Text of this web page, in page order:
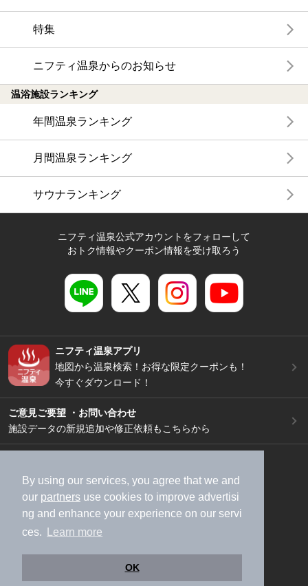
By using our services, you agree that we and
our partners use cookies to improve advertisi
ng and enhance your experience on our servi
ces.
Learn more
OK
特集
ニフティ温泉からのお知らせ
温浴施設ランキング
年間温泉ランキング
月間温泉ランキング
サウナランキング
ニフティ温泉公式アカウントをフォローして
おトク情報やクーポン情報を受け取ろう
ニフティ温泉アプリ
地図から温泉検索！お得な限定クーポンも！
今すぐダウンロード！
ご意見ご要望 ・お問い合わせ
施設データの新規追加や修正依頼もこちらから
加盟店募集（資料請求）
広告出稿のご案内
利用規約
ライフスタイルMEMBERS+規約
特定商取引法に基づく表記
ヘルプ
採用情報
運営会社